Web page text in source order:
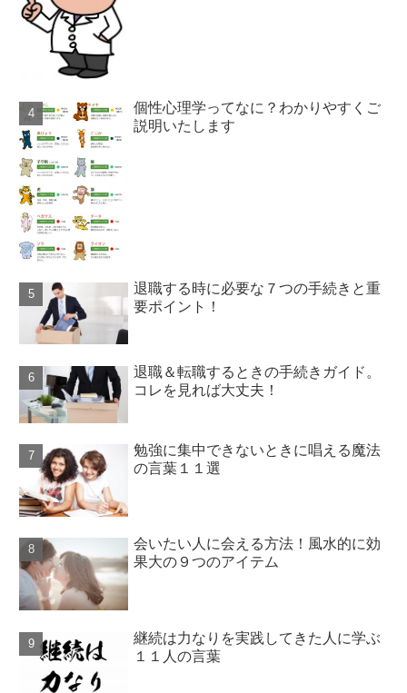
個性心理学ってなに？わかりやすくご
説明いたします
退職する時に必要な７つの手続きと重
要ポイント！
退職＆転職するときの手続きガイド。
コレを見れば大丈夫！
勉強に集中できないときに唱える魔法
の言葉１１選
会いたい人に会える方法！風水的に効
果大の９つのアイテム
継続は力なりを実践してきた人に学ぶ
１１人の言葉